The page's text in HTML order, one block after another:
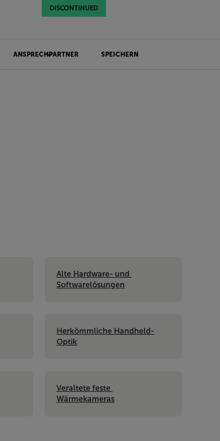
ANSPRECHPARTNER SPEICHERN
Alte Hardware- und
Softwarelösungen
Herkömmliche Handheld-
Optik
Veraltete feste
Wärmekameras
DISCONTINUED
DISCONTINUED